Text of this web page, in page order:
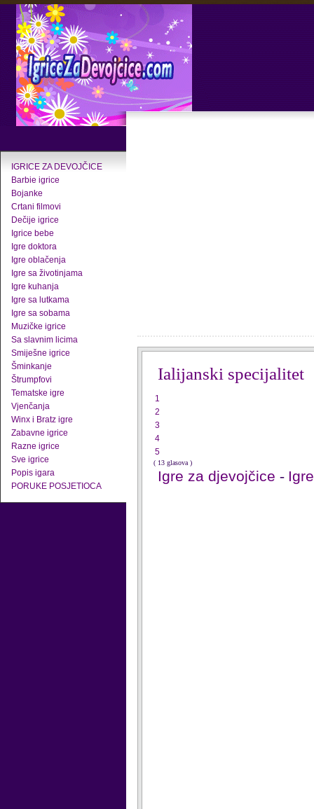
IGRICE ZA DEVOJČICE
Barbie igrice
Bojanke
Crtani filmovi
Dečije igrice
Igrice bebe
Igre doktora
Igre oblačenja
Igre sa životinjama
Igre kuhanja
Igre sa lutkama
Igre sa sobama
Muzičke igrice
Sa slavnim licima
Smiješne igrice
Šminkanje
Štrumpfovi
Tematske igre
Vjenčanja
Winx i Bratz igre
Zabavne igrice
Razne igrice
Sve igrice
Popis igara
PORUKE POSJETIOCA
Ialijanski specijalitet
1
2
3
4
5
( 13 glasova )
Igre za djevojčice -